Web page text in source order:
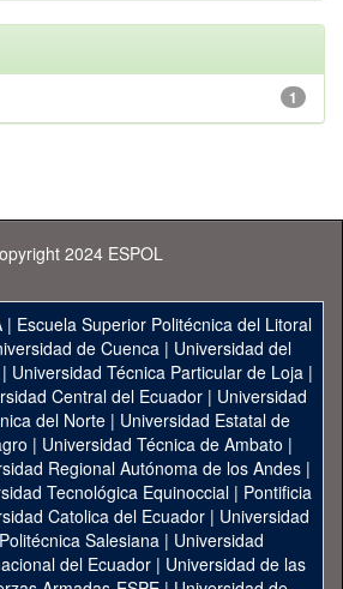
1
2024 ESPOL
| Escuela Superior Politécnica del Litoral
de Cuenca| Universidad del
Universidad Técnica Particular de Loja|
Central del Ecuador| Universidad
del Norte | Universidad Estatal de
| Universidad Técnica de Ambato |
Regional Autónoma de los Andes|
Tecnológica Equinoccial| Pontificia
Catolica del Ecuador | Universidad
Politécnica Salesiana | Universidad
del Ecuador | Universidad de las